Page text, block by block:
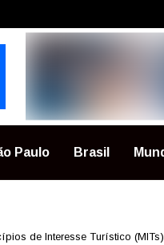
Paulo Brasil
de Interesse Turístico